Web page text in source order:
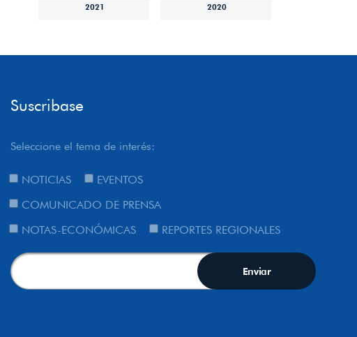
2021 2020
Suscribase
Seleccione el tema de interés:
NOTICIAS
EVENTOS
COMUNICADO DE PRENSA
NOTAS-ECONÓMICAS
REPORTES REGIONALES